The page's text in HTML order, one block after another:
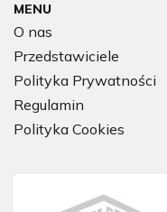
MENU
O nas
Przedstawiciele
Polityka Prywatności
Regulamin
Polityka Cookies